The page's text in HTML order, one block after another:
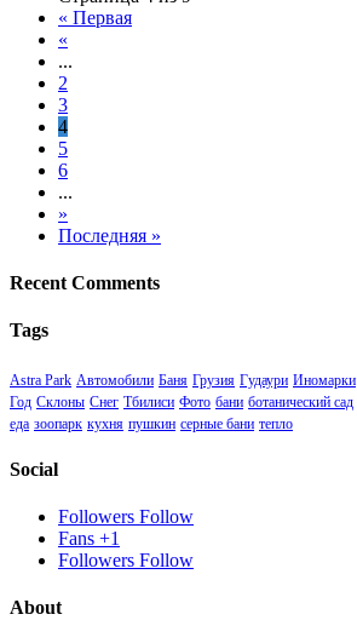
« Первая
«
...
2
3
4
5
6
...
»
Последняя »
Recent Comments
Tags
Astra Park Автомобили Баня Грузия Гудаури Иномарки
Год Склоны Снег Тбилиси Фото бани ботанический сад
еда зоопарк кухня пушкин серные бани тепло
Social
Followers Follow
Fans +1
Followers Follow
About